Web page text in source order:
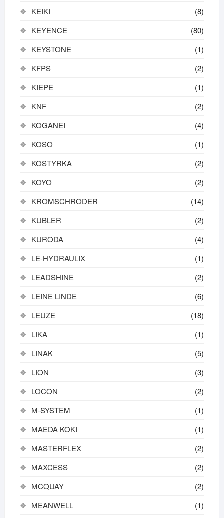
KEIKI
(8)
KEYENCE
(80)
KEYSTONE
(1)
KFPS
(2)
KIEPE
(1)
KNF
(2)
KOGANEI
(4)
KOSO
(1)
KOSTYRKA
(2)
KOYO
(2)
KROMSCHRODER
(14)
KUBLER
(2)
KURODA
(4)
LE-HYDRAULIX
(1)
LEADSHINE
(2)
LEINE LINDE
(6)
LEUZE
(18)
LIKA
(1)
LINAK
(5)
LION
(3)
LOCON
(2)
M-SYSTEM
(1)
MAEDA KOKI
(1)
MASTERFLEX
(2)
MAXCESS
(2)
MCQUAY
(2)
MEANWELL
(1)